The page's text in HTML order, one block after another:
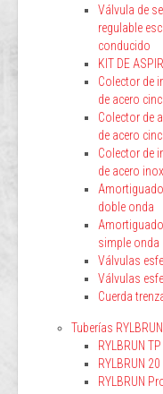
Válvula de
regulable
conducido
KIT DE
Colector de
de acero
Colector de
de acero
Colector de
de acero
doble onda
simple onda
Válvulas
Válvulas
Cuerda
Tuberías RYLBRUN
RYLBRUN TP
RYLBRUN 20
RYLBRUN